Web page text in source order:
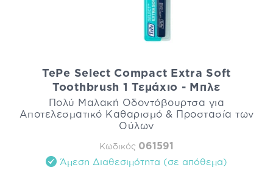
TePe Select Compact Extra Soft
Toothbrush 1 Τεμάχιο - Μπλε
Πολύ Μαλακή Οδοντόβουρτσα για
Αποτελεσματικό Καθαρισμό & Προστασία των
Ούλων
Κωδικός 061591
Άμεση Διαθεσιμότητα (σε απόθεμα)